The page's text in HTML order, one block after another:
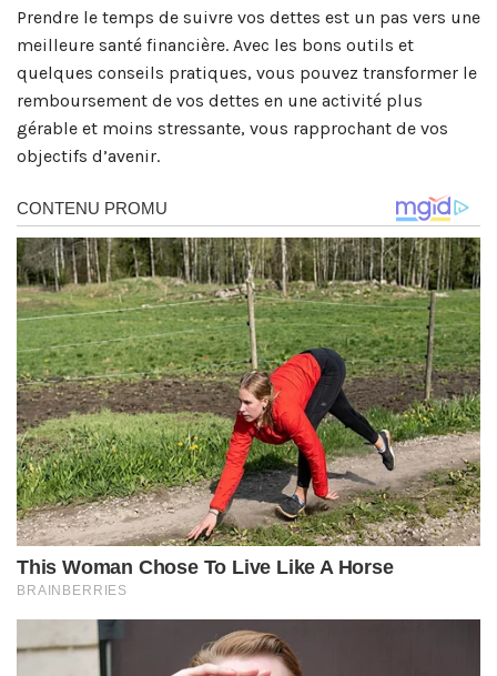
Prendre le temps de suivre vos dettes est un pas vers une
meilleure santé financière. Avec les bons outils et
quelques conseils pratiques, vous pouvez transformer le
remboursement de vos dettes en une activité plus
gérable et moins stressante, vous rapprochant de vos
objectifs d’avenir.